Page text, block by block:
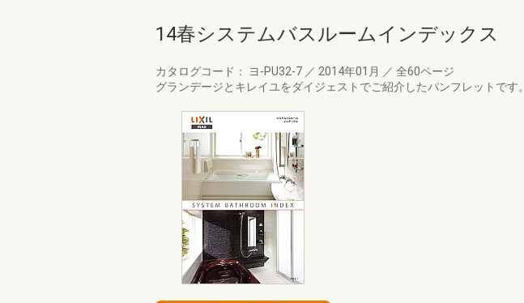
14春システムバスルームインデックス
カタログコード： ヨ-PU32-7 ／ 2014年01月 ／ 全60ページ
グランデージとキレイユをダイジェストでご紹介したパンフレットです。